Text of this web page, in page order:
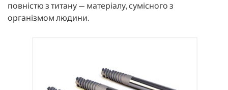
повністю з титану — матеріалу, сумісного з
організмом людини.